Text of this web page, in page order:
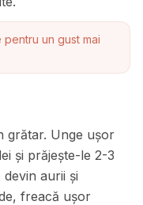
un gust mai
grătar. Unge ușor
și prăjește-le 2-3
aurii și
freacă ușor